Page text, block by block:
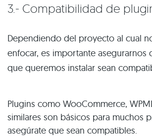
3.- Compatibilidad de
Dependiendo del proyecto al cual
enfocar, es importante asegurarnos
que queremos instalar sean
Plugins como WooCommerce,
similares son básicos para muchos
asegúrate que sean compatibles.